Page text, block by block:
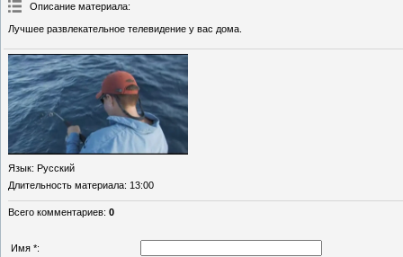
Описание материала:
Лучшее развлекательное телевидение у вас дома.
Язык: Русский
Длительность материала: 13:00
Всего комментариев: 0
Имя *: